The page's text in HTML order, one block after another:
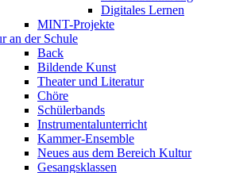
Digitales Lernen
MINT-Projekte
an der Schule
Back
Bildende Kunst
Theater und Literatur
Chöre
Schülerbands
Instrumentalunterricht
Kammer-Ensemble
Neues aus dem Bereich Kultur
Gesangsklassen